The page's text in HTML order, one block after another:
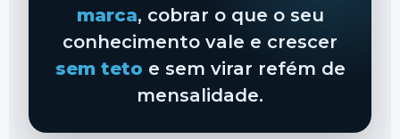
marca, cobrar o que o seu
conhecimento vale e crescer
sem teto e sem virar refém de
mensalidade.